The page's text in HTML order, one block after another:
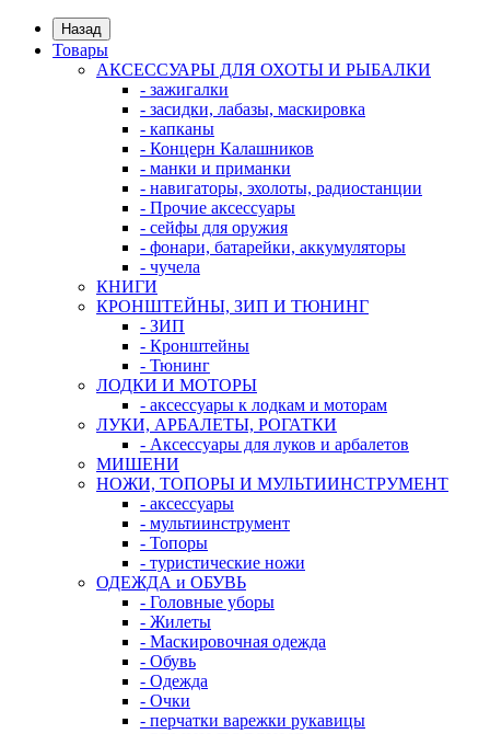
Назад
Товары
АКСЕССУАРЫ ДЛЯ ОХОТЫ И РЫБАЛКИ
- зажигалки
- засидки, лабазы, маскировка
- капканы
- Концерн Калашников
- манки и приманки
- навигаторы, эхолоты, радиостанции
- Прочие аксессуары
- сейфы для оружия
- фонари, батарейки, аккумуляторы
- чучела
КНИГИ
КРОНШТЕЙНЫ, ЗИП И ТЮНИНГ
- ЗИП
- Кронштейны
- Тюнинг
ЛОДКИ И МОТОРЫ
- аксессуары к лодкам и моторам
ЛУКИ, АРБАЛЕТЫ, РОГАТКИ
- Аксессуары для луков и арбалетов
МИШЕНИ
НОЖИ, ТОПОРЫ И МУЛЬТИИНСТРУМЕНТ
- аксессуары
- мультиинструмент
- Топоры
- туристические ножи
ОДЕЖДА и ОБУВЬ
- Головные уборы
- Жилеты
- Маскировочная одежда
- Обувь
- Одежда
- Очки
- перчатки варежки рукавицы